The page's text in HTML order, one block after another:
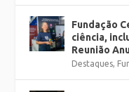
Fundação
ciência,
Reunião
Destaques,